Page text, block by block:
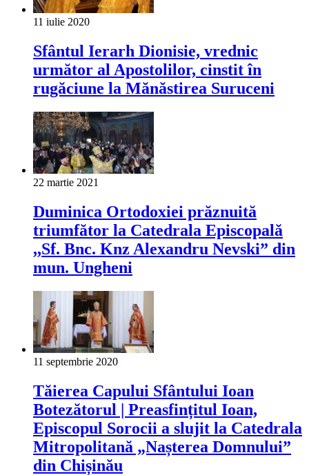
11 iulie 2020
Sfântul Ierarh Dionisie, vrednic
următor al Apostolilor, cinstit în
rugăciune la Mănăstirea Suruceni
22 martie 2021
Duminica Ortodoxiei prăznuită
triumfător la Catedrala Episcopală
,,Sf. Bnc. Knz Alexandru Nevski” din
mun. Ungheni
11 septembrie 2020
Tăierea Capului Sfântului Ioan
Botezătorul | Preasfințitul Ioan,
Episcopul Sorocii a slujit la Catedrala
Mitropolitană „Nașterea Domnului”
din Chișinău